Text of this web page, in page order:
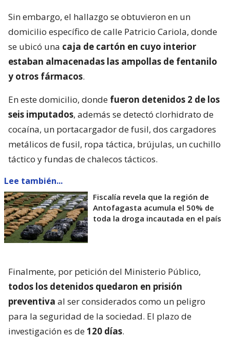
Sin embargo, el hallazgo se obtuvieron en un
domicilio específico de calle Patricio Cariola, donde
se ubicó una caja de cartón en cuyo interior
estaban almacenadas las ampollas de fentanilo
y otros fármacos.
En este domicilio, donde fueron detenidos 2 de los
seis imputados, además se detectó clorhidrato de
cocaína, un portacargador de fusil, dos cargadores
metálicos de fusil, ropa táctica, brújulas, un cuchillo
táctico y fundas de chalecos tácticos.
Lee también...
Fiscalía revela que la región de
Antofagasta acumula el 50% de
toda la droga incautada en el país
Finalmente, por petición del Ministerio Público,
todos los detenidos quedaron en prisión
preventiva al ser considerados como un peligro
para la seguridad de la sociedad. El plazo de
investigación es de120 días.